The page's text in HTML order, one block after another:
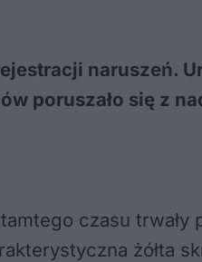
naruszeń.
poruszało się z
czasu
żółta